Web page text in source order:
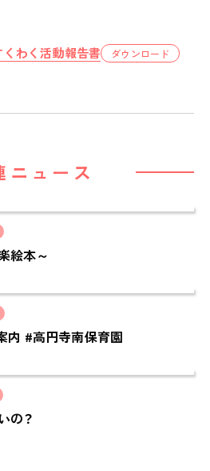
・
声
ャンネル
せ
くわく活動報告書 ダウンロード
ニュース
絵本～
内 #高円寺南保育園
の？